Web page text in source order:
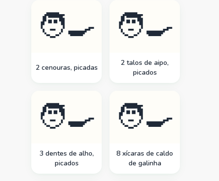
🧑‍🍳
2 cenouras, picadas
🧑‍🍳
2 talos de aipo,
picados
🧑‍🍳
3 dentes de alho,
picados
🧑‍🍳
8 xícaras de caldo
de galinha